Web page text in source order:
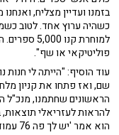
הקצינים עזבו והנגדים
לזכור שבחנויות ספרים
ספרים. התברכנו שהלקוחות
אחד בא לעבוד בחנות
כולם אנשי ספרים. היה לי
כשהיה ערוץ אחד. לטוב
למוחרת
פוליטיקאי או שף".